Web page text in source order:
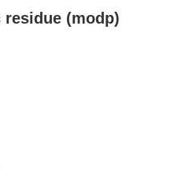
(modp)